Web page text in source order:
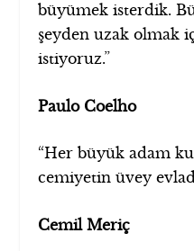
büyümek isterdik.
şeyden uzak olmak
istiyoruz.”
Paulo Coelho
“Her büyük adam
cemiyetin üvey
Cemil Meriç